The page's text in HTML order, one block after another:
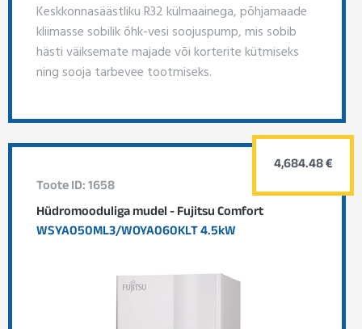
Keskkonnasäästliku R32 külmaainega, põhjamaade
kliimasse sobilik õhk-vesi soojuspump, mis sobib
hästi väiksemate majade või korterite kütmiseks
ning sooja tarbevee tootmiseks.
Toote ID: 1658
Hüdromooduliga mudel - Fujitsu Comfort
WSYA050ML3/WOYA060KLT 4.5kW
4,684.48 €